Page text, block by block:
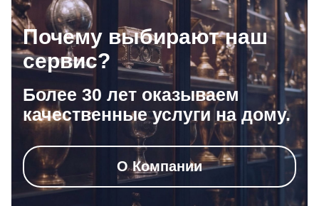
Почему выбирают наш
сервис?
Более 30 лет оказываем
качественные услуги на дому.
О Компании